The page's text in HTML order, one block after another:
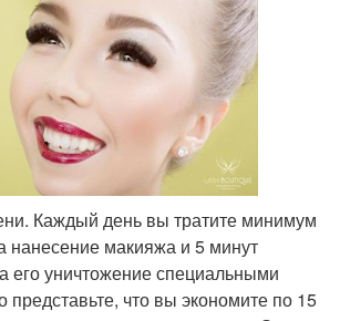
Каждый день вы тратите минимум
нанесение макияжа и 5 минут
его уничтожение специальными
представьте, что вы экономите по 15